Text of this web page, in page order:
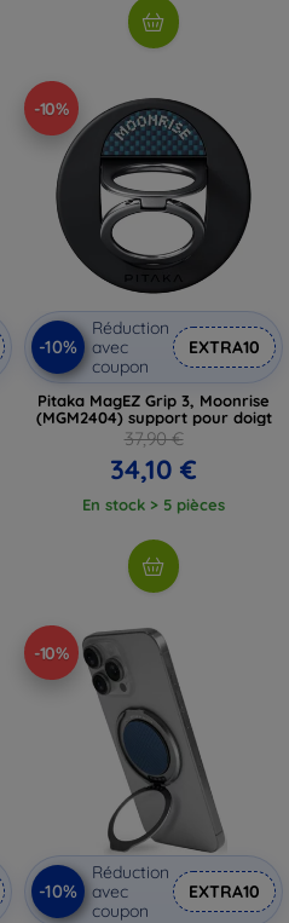
-10%
-10%
Réduction
avec
coupon
EXTRA10
Pitaka MagEZ Grip 3, Moonrise
(MGM2404) support pour doigt
37,90 €
34,10 €
En stock > 5 pièces
-10%
-10%
Réduction
avec
coupon
EXTRA10